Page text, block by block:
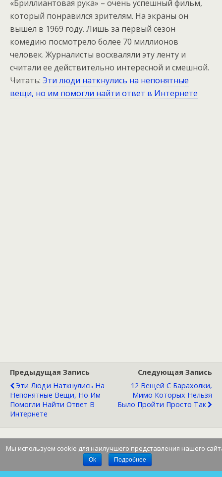
«Бриллиантовая рука» – очень успешный фильм,
который понравился зрителям. На экраны он
вышел в 1969 году. Лишь за первый сезон
комедию посмотрело более 70 миллионов
человек. Журналисты восхваляли эту ленту и
считали ее действительно интересной и смешной.
Читать: Эти люди наткнулись на непонятные
вещи, но им помогли найти ответ в Интернете
Предыдущая Запись
Эти Люди Наткнулись На
Непонятные Вещи, Но Им
Помогли Найти Ответ В
Интернете
Следующая Запись
12 Вещей С Барахолки,
Мимо Которых Нельзя
Было Пройти Просто Так
Мы используем cookie для наилучшего представления нашего
Ok Подробнее
Наверх